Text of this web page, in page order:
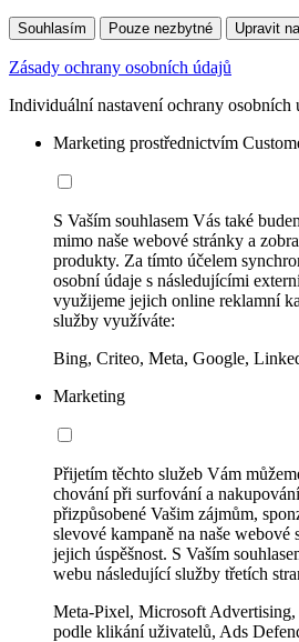
Souhlasím Pouze nezbytné Upravit
Zásady ochrany osobních údajů
Individuální nastavení ochrany osobních
Marketing prostřednictvím
S Vaším souhlasem Vás také
mimo naše webové stránky a
produkty. Za tímto účelem
osobní údaje s následujícími
využijeme jejich online reklamní
služby využíváte:
Bing, Criteo, Meta, Google,
Marketing
Přijetím těchto služeb Vám
chování při surfování a
přizpůsobené Vašim zájmům,
slevové kampaně na naše
jejich úspěšnost. S Vaším
webu následující služby třetích
Meta-Pixel, Microsoft
podle klikání uživatelů, Ads